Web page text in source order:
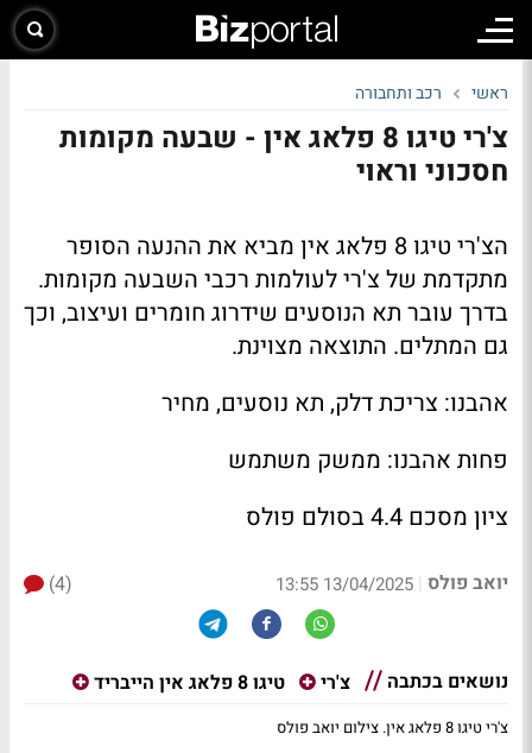
ראשי רכב ותחבורה
צ'רי טיגו 8 פלאג אין - שבעה מקומות
חסכוני וראוי
הצ'רי טיגו 8 פלאג אין מביא את ההנעה הסופר
מתקדמת של צ'רי לעולמות רכבי השבעה מקומות.
בדרך עובר תא הנוסעים שידרוג חומרים ועיצוב, וכך
גם המתלים. התוצאה מצוינת.
אהבנו: צריכת דלק, תא נוסעים, מחיר
פחות אהבנו: ממשק משתמש
ציון מסכם 4.4 בסולם פולס
יואב פולס |
13/04/2025 13:55
(4)
נושאים בכתבה צ'רי טיגו 8 פלאג אין הייבריד
צ'רי טיגו 8 פלאג אין. צילום יואב פולס